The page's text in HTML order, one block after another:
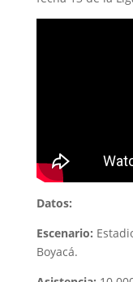
Datos:
Escenario:
Boyacá.